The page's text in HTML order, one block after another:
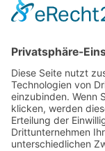
10 11
17 18
24 25
31